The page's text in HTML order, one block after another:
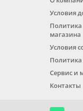
Условия
магазина
Условия
Политика
Сервис и
Контакты